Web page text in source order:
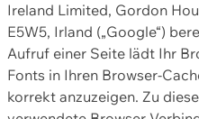
Ireland Limited, Gordon
E5W5, Irland („Google“)
Aufruf einer Seite lädt Ihr
Fonts in Ihren Browser-
korrekt anzuzeigen. Zu